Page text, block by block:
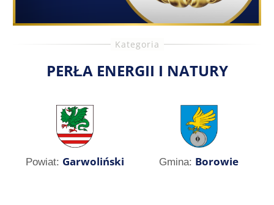
PERŁA ENERGII I NATURY
Powiat: Garwoliński Gmina: Borowie